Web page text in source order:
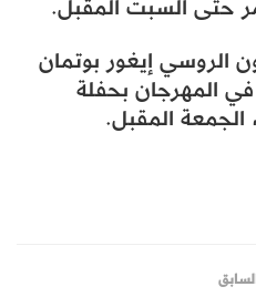
إيغور بوتمان
المهرجان بحفلة
الجمعة المقبل.